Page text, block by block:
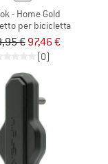
- Home Gold
per bicicletta
€ 97,46 €
(0)